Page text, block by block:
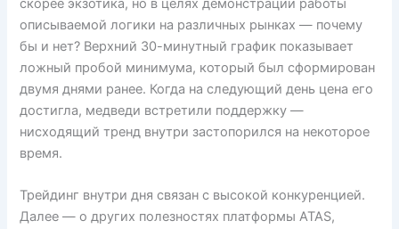
скорее экзотика, но в целях демонстрации работы
описываемой логики на различных рынках — почему
бы и нет? Верхний 30-минутный график показывает
ложный пробой минимума, который был сформирован
двумя днями ранее. Когда на следующий день цена его
достигла, медведи встретили поддержку —
нисходящий тренд внутри застопорился на некоторое
время.
Трейдинг внутри дня связан с высокой конкуренцией.
Далее — о других полезностях платформы ATAS,